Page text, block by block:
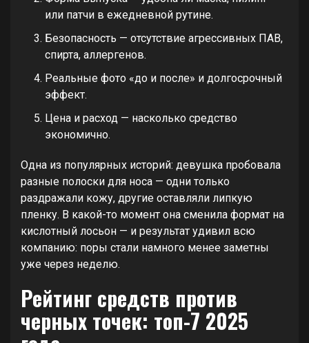
или патчи в ежедневной рутине.
Безопасность — отсутствие агрессивных ПАВ,
спирта, аллергенов.
Реальные фото «до и после» и долгосрочный
эффект.
Цена и расход — насколько средство
экономично.
Одна из популярных историй: девушка пробовала
разные полоски для носа — одни только
раздражали кожу, другие оставляли липкую
пленку. В какой-то момент она сменила формат на
кислотный лосьон — и результат удивил всю
компанию: поры стали намного менее заметны
уже через неделю.
Рейтинг средств против
черных точек: топ-7 2025